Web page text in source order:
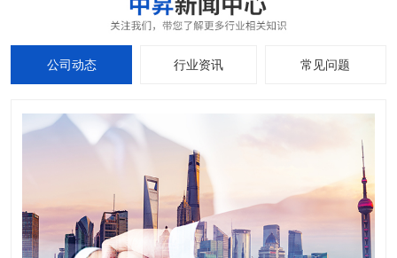
公司动态 行业资讯 常见问题